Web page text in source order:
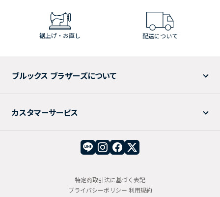
裾上げ・お直し 配送について
ブルックス ブラザーズについて
カスタマーサービス
特定商取引法に基づく表記
プライバシーポリシー 利用規約